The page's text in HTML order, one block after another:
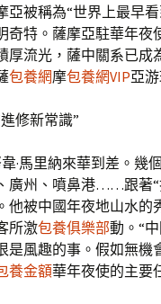
亞被稱為“世界上最早
奇特。薩摩亞駐華年夜
厚流光，薩中關系已成
包養網摩包養網VIP亞游
修新常識”
·馬里納來華到差。幾
廣州、噴鼻港……跟著“
他被中國年夜地山水
所激包養俱樂部動。“
是風趣的事。假如無機
養金額華年夜使的主要